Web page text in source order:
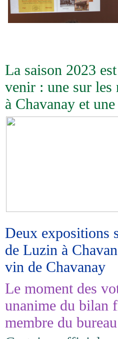
La saison 2023
venir : une sur les
à Chavanay et
Deux expositions
de Luzin à
vin de Chavanay
Le moment des
unanime du bilan
membre du bureau